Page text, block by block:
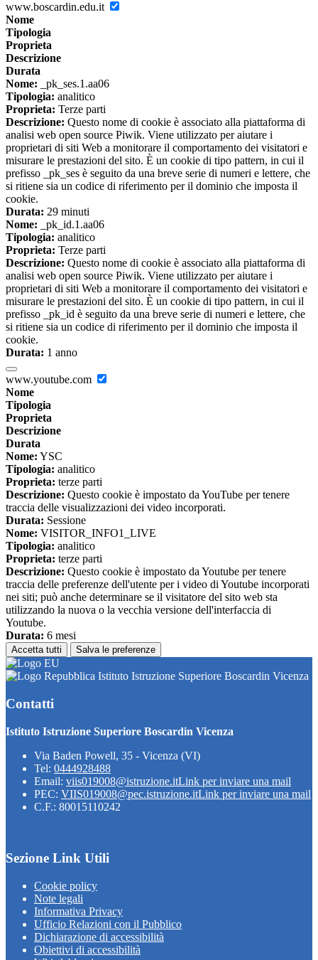
www.boscardin.edu.it
Nome
Tipologia
Proprieta
Descrizione
Durata
Nome: _pk_ses.1.aa06
Tipologia: analitico
Proprieta: Terze parti
Descrizione: Questo nome di cookie è associato alla piattaforma di
analisi web open source Piwik. Viene utilizzato per aiutare i
proprietari di siti Web a monitorare il comportamento dei visitatori e
misurare le prestazioni del sito. È un cookie di tipo pattern, in cui il
prefisso _pk_ses è seguito da una breve serie di numeri e lettere, che
si ritiene sia un codice di riferimento per il dominio che imposta il
cookie.
Durata: 29 minuti
Nome: _pk_id.1.aa06
Tipologia: analitico
Proprieta: Terze parti
Descrizione: Questo nome di cookie è associato alla piattaforma di
analisi web open source Piwik. Viene utilizzato per aiutare i
proprietari di siti Web a monitorare il comportamento dei visitatori e
misurare le prestazioni del sito. È un cookie di tipo pattern, in cui il
prefisso _pk_id è seguito da una breve serie di numeri e lettere, che
si ritiene sia un codice di riferimento per il dominio che imposta il
cookie.
Durata: 1 anno
www.youtube.com
Nome
Tipologia
Proprieta
Descrizione
Durata
Nome: YSC
Tipologia: analitico
Proprieta: terze parti
Descrizione: Questo cookie è impostato da YouTube per tenere
traccia delle visualizzazioni dei video incorporati.
Durata: Sessione
Nome: VISITOR_INFO1_LIVE
Tipologia: analitico
Proprieta: terze parti
Descrizione: Questo cookie è impostato da Youtube per tenere
traccia delle preferenze dell'utente per i video di Youtube incorporati
nei siti; può anche determinare se il visitatore del sito web sta
utilizzando la nuova o la vecchia versione dell'interfaccia di
Youtube.
Durata: 6 mesi
Accetta tutti Salva le preferenze
Istituto Istruzione Superiore Boscardin Vicenza
Contatti
Istituto Istruzione Superiore Boscardin Vicenza
Via Baden Powell, 35 - Vicenza (VI)
Tel: 0444928488
Email: viis019008@istruzione.itLink per inviare una mail
PEC: VIIS019008@pec.istruzione.itLink per inviare una mail
C.F.: 80015110242
Sezione Link Utili
Cookie policy
Note legali
Informativa Privacy
Ufficio Relazioni con il Pubblico
Dichiarazione di accessibilità
Obiettivi di accessibilità